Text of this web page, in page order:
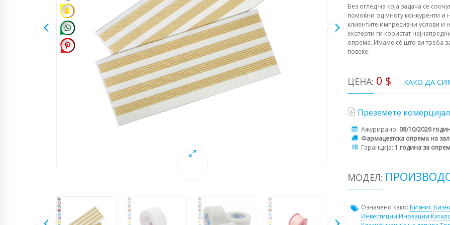
Без оглед на која задача се
помоќни од многу конкуренти и
клиентите импресивни услови и
експерти ги користат
опрема. Имаме сè што ви треба
повеќе.
ЦЕНА: 0 $ КАКО ДА
Преземете
Ажурирано: 08/10/2026
Фармацевтска опрема на
Гаранција: 1 година за
МОДЕЛ:
Означено како: Бизнис
Инвестиции Иновации